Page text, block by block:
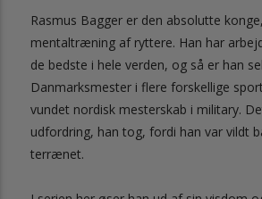
Rasmus Bagger er den absolutte
mentaltræning af ryttere. Han har
de bedste i hele verden, og så er han
Danmarksmester i flere forskellige
vundet nordisk mesterskab i military.
udfordring, han tog, fordi han var vildt
terrænet.